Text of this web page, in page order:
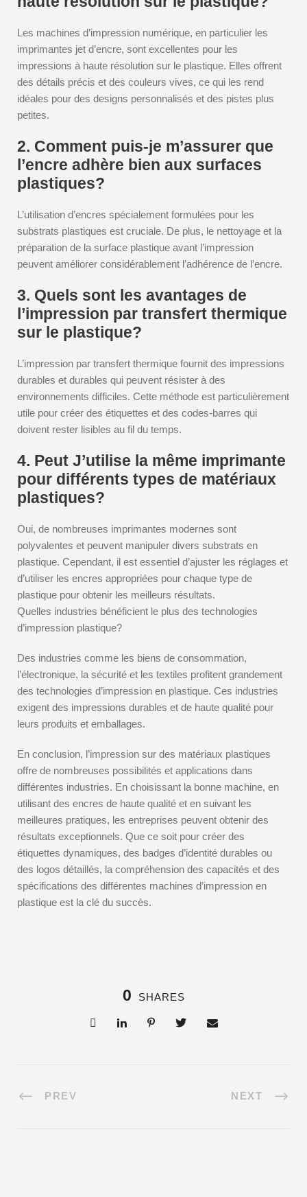
Les machines d’impression numérique, en particulier les
imprimantes jet d’encre, sont excellentes pour les
impressions à haute résolution sur le plastique. Elles offrent
des détails précis et des couleurs vives, ce qui les rend
idéales pour des designs personnalisés et des pistes plus
petites.
2. Comment puis-je m’assurer que
l’encre adhère bien aux surfaces
plastiques?
L’utilisation d’encres spécialement formulées pour les
substrats plastiques est cruciale. De plus, le nettoyage et la
préparation de la surface plastique avant l’impression
peuvent améliorer considérablement l’adhérence de l’encre.
3. Quels sont les avantages de
l’impression par transfert thermique
sur le plastique?
L’impression par transfert thermique fournit des impressions
durables et durables qui peuvent résister à des
environnements difficiles. Cette méthode est particulièrement
utile pour créer des étiquettes et des codes-barres qui
doivent rester lisibles au fil du temps.
4. Peut J’utilise la même imprimante
pour différents types de matériaux
plastiques?
Oui, de nombreuses imprimantes modernes sont
polyvalentes et peuvent manipuler divers substrats en
plastique. Cependant, il est essentiel d’ajuster les réglages et
d’utiliser les encres appropriées pour chaque type de
plastique pour obtenir les meilleurs résultats.
Quelles industries bénéficient le plus des technologies
d’impression plastique?
Des industries comme les biens de consommation,
l’électronique, la sécurité et les textiles profitent grandement
des technologies d’impression en plastique. Ces industries
exigent des impressions durables et de haute qualité pour
leurs produits et emballages.
En conclusion, l’impression sur des matériaux plastiques
offre de nombreuses possibilités et applications dans
différentes industries. En choisissant la bonne machine, en
utilisant des encres de haute qualité et en suivant les
meilleures pratiques, les entreprises peuvent obtenir des
résultats exceptionnels. Que ce soit pour créer des
étiquettes dynamiques, des badges d’identité durables ou
des logos détaillés, la compréhension des capacités et des
spécifications des différentes machines d’impression en
plastique est la clé du succès.
0 SHARES
PREV NEXT